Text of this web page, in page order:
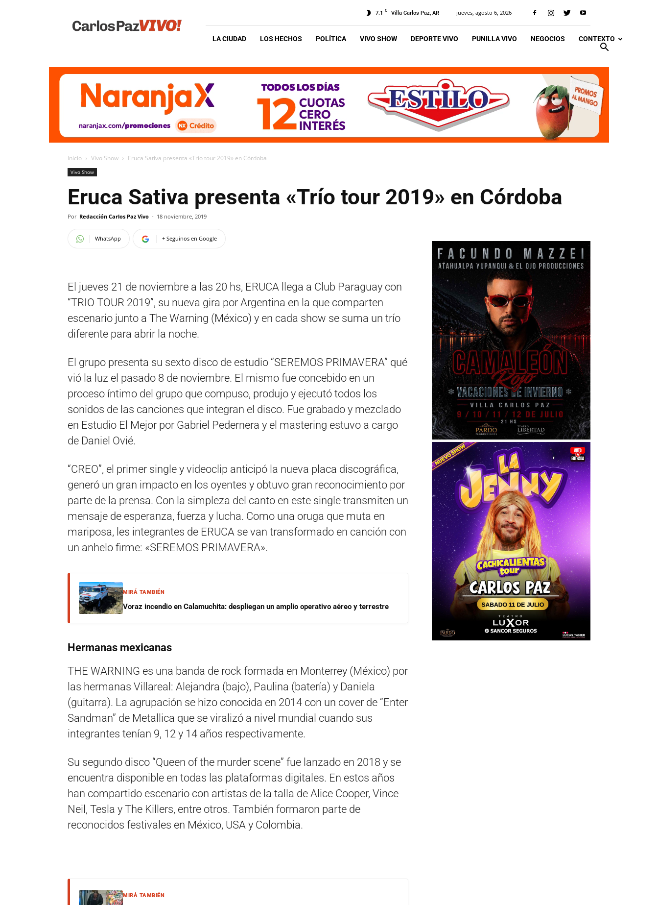
Vivo
7.1 C Villa Carlos Paz, AR jueves, agosto 6, 2026
LA CIUDAD LOS HECHOS POLÍTICA VIVO SHOW DEPORTE VIVO PUNILLA VIVO NEGOCIOS CONTEXTO
Inicio Vivo Show Eruca Sativa presenta «Trío tour 2019» en Córdoba
Vivo Show
Eruca Sativa presenta «Trío tour 2019» en Córdoba
Por Redacción Carlos Paz Vivo - 18 noviembre, 2019
WhatsApp + Seguinos en Google
El jueves 21 de noviembre a las 20 hs, ERUCA llega a Club Paraguay con
“TRIO TOUR 2019”, su nueva gira por Argentina en la que comparten
escenario junto a The Warning (México) y en cada show se suma un trío
diferente para abrir la noche.
El grupo presenta su sexto disco de estudio “SEREMOS PRIMAVERA” qué
vió la luz el pasado 8 de noviembre. El mismo fue concebido en un
proceso íntimo del grupo que compuso, produjo y ejecutó todos los
sonidos de las canciones que integran el disco. Fue grabado y mezclado
en Estudio El Mejor por Gabriel Pedernera y el mastering estuvo a cargo
de Daniel Ovié.
“CREO”, el primer single y videoclip anticipó la nueva placa discográfica,
generó un gran impacto en los oyentes y obtuvo gran reconocimiento por
parte de la prensa. Con la simpleza del canto en este single transmiten un
mensaje de esperanza, fuerza y lucha. Como una oruga que muta en
mariposa, les integrantes de ERUCA se van transformado en canción con
un anhelo firme: «SEREMOS PRIMAVERA».
MIRÁ TAMBIÉN
Voraz incendio en Calamuchita: despliegan un amplio operativo aéreo y terrestre
Hermanas mexicanas
THE WARNING es una banda de rock formada en Monterrey (México) por
las hermanas Villareal: Alejandra (bajo), Paulina (batería) y Daniela
(guitarra). La agrupación se hizo conocida en 2014 con un cover de “Enter
Sandman” de Metallica que se viralizó a nivel mundial cuando sus
integrantes tenían 9, 12 y 14 años respectivamente.
Su segundo disco “Queen of the murder scene” fue lanzado en 2018 y se
encuentra disponible en todas las plataformas digitales. En estos años
han compartido escenario con artistas de la talla de Alice Cooper, Vince
Neil, Tesla y The Killers, entre otros. También formaron parte de
reconocidos festivales en México, USA y Colombia.
MIRÁ TAMBIÉN